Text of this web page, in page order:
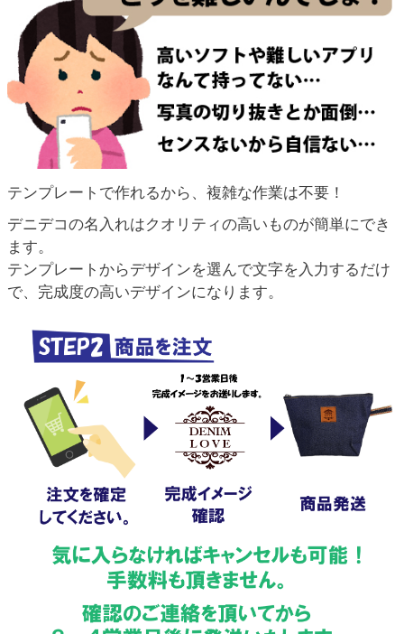
テンプレートで作れるから、複雑な作業は不要！
デニデコの名入れはクオリティの高いものが簡単にでき
ます。
テンプレートからデザインを選んで文字を入力するだけ
で、完成度の高いデザインになります。